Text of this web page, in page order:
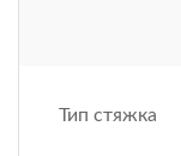
Тип стяжка